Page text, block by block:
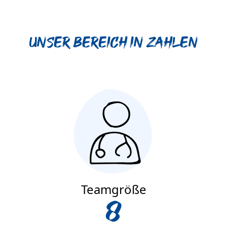
Unser Bereich in Zahlen
Teamgröße
8